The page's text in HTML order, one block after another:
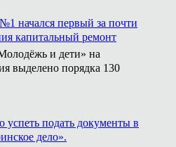
начался первый за почти
капитальный ремонт
и дети» на
выделено порядка 130
подать документы в
дело».